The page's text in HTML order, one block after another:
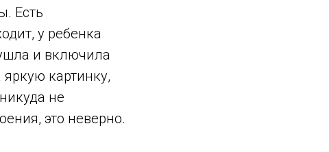
Есть
у ребенка
и включила
картинку,
не
это неверно.